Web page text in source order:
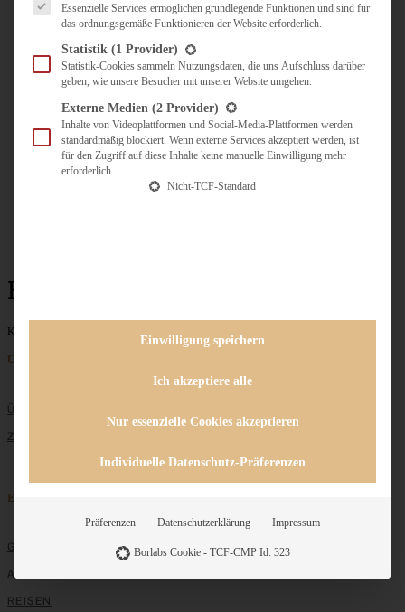
UNTERWEGS
KULINARISCH UNTERWEGS
ÜBER MICH
ZUSAMMENARBEIT
Bake together
Keine Beiträge gefunden
Unternehmen
ÜBER MICH
ZUSAMMENARBEIT
Entdecken
GRUNDLAGEN
ALLE REZEPTE
REISEN
Essenzielle Services ermöglichen grundlegende Funktionen und sind für
das ordnungsgemäße Funktionieren der Website erforderlich.
Statistik (1 Provider)
Statistik-Cookies sammeln Nutzungsdaten, die uns Aufschluss darüber
geben, wie unsere Besucher mit unserer Website umgehen.
Externe Medien (2 Provider)
Inhalte von Videoplattformen und Social-Media-Plattformen werden
standardmäßig blockiert. Wenn externe Services akzeptiert werden, ist
für den Zugriff auf diese Inhalte keine manuelle Einwilligung mehr
erforderlich.
Nicht-TCF-Standard
Einwilligung speichern
Ich akzeptiere alle
Nur essenzielle Cookies akzeptieren
Individuelle Datenschutz-Präferenzen
Präferenzen Datenschutzerklärung Impressum
Borlabs Cookie - TCF-CMP Id: 323